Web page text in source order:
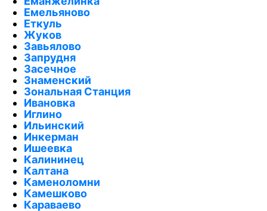
Емельяново
Еткуль
Жуков
Завьялово
Запрудня
Засечное
Знаменский
Зональная Станция
Ивановка
Иглино
Ильинский
Инкерман
Ишеевка
Калининец
Калтана
Каменоломни
Камешково
Караваево